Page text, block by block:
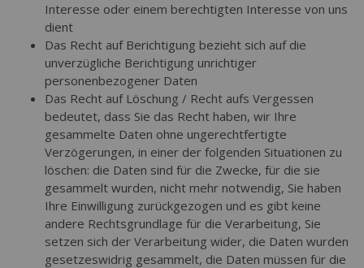
Interesse oder einem berechtigten Interesse von uns
dient
Das Recht auf Berichtigung bezieht sich auf die
unverzügliche Berichtigung unrichtiger
personenbezogener Daten
Das Recht auf Löschung / Recht aufs Vergessen
bedeutet, dass Sie das Recht haben, wir Ihre
gesammelte Daten ohne ungerechtfertigte
Verzögerungen, in einer der folgenden Situationen zu
löschen: die Daten sind für die Zwecke, für die sie
gesammelt wurden, nicht mehr notwendig, Sie haben
Ihre Einwilligung zurückgezogen und es gibt keine
andere Rechtsgrundlage für die Verarbeitung, Sie
setzen sich der Verarbeitung wider, die Daten wurden
gesetzeswidrig gesammelt, die Daten müssen für die